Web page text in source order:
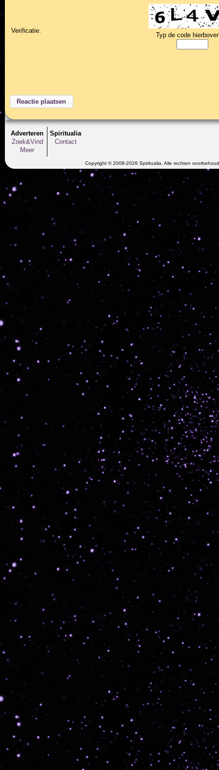
Verificatie:
Typ de code
Adverteren
Zoek&Vind
Meer
Spiritualia
Contact
Copyright © 2008-2026 Spiritualia. Alle rechten